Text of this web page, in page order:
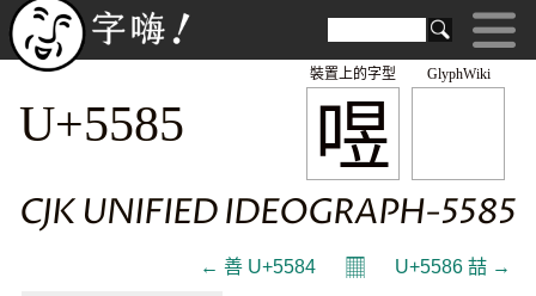
GlyphWiki
喅
裝置上的字型
U+5585
CJK UNIFIED IDEOGRAPH-5585
← 善 U+5584 𝄜 U+5586 喆 →